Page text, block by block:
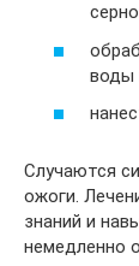
воды
Случаются
ожоги.
знаний и
немедленно